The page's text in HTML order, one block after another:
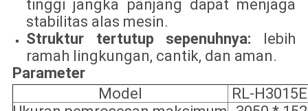
tinggi jangka panjang dapat menjaga
stabilitas alas mesin.
Struktur tertutup sepenuhnya: lebih
ramah lingkungan, cantik, dan aman.
Parameter
Model
RL-